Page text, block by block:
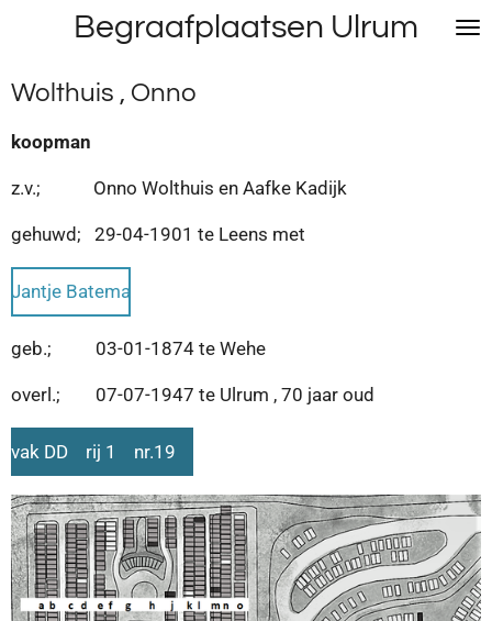
naar
de
hoofdinhoud
Begraafplaatsen Ulrum
Wolthuis , Onno
koopman
z.v.; Onno Wolthuis en Aafke Kadijk
gehuwd; 29-04-1901 te Leens met
Jantje Batema
geb.; 03-01-1874 te Wehe
overl.; 07-07-1947 te Ulrum , 70 jaar oud
vak DD rij 1 nr.19